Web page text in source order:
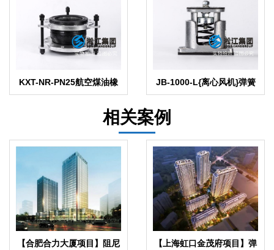
KXT-NR-PN25航空煤油橡
胶避震接头
JB-1000-L{离心风机}弹簧
减振器
相关案例
【合肥合力大厦项目】阻尼
【上海虹口金茂府项目】弹